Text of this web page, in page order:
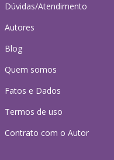
Dúvidas/Atendimento
Autores
Blog
Quem somos
Fatos e Dados
Termos de uso
Contrato com o Autor